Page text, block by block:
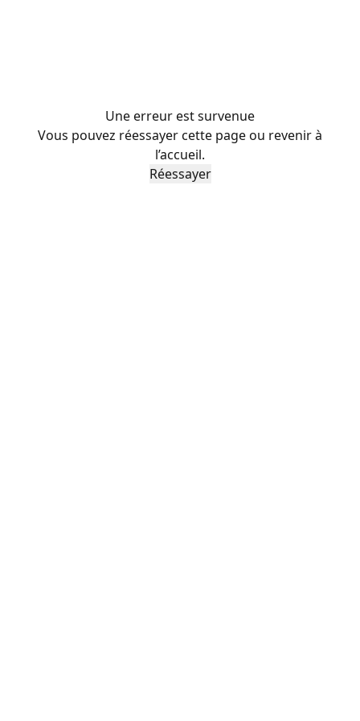
Une erreur est survenue
Vous pouvez réessayer cette page ou revenir à
l’accueil.
Réessayer